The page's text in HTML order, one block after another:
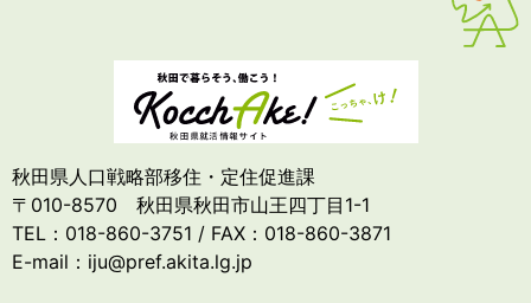
秋田県人口戦略部移住・定住促進課
〒010-8570 秋田県秋田市山王四丁目1-1
TEL：018-860-3751 / FAX：018-860-3871
E-mail：iju@pref.akita.lg.jp